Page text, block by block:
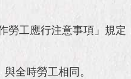
勞工應行注意事項」規
全時勞工相同。